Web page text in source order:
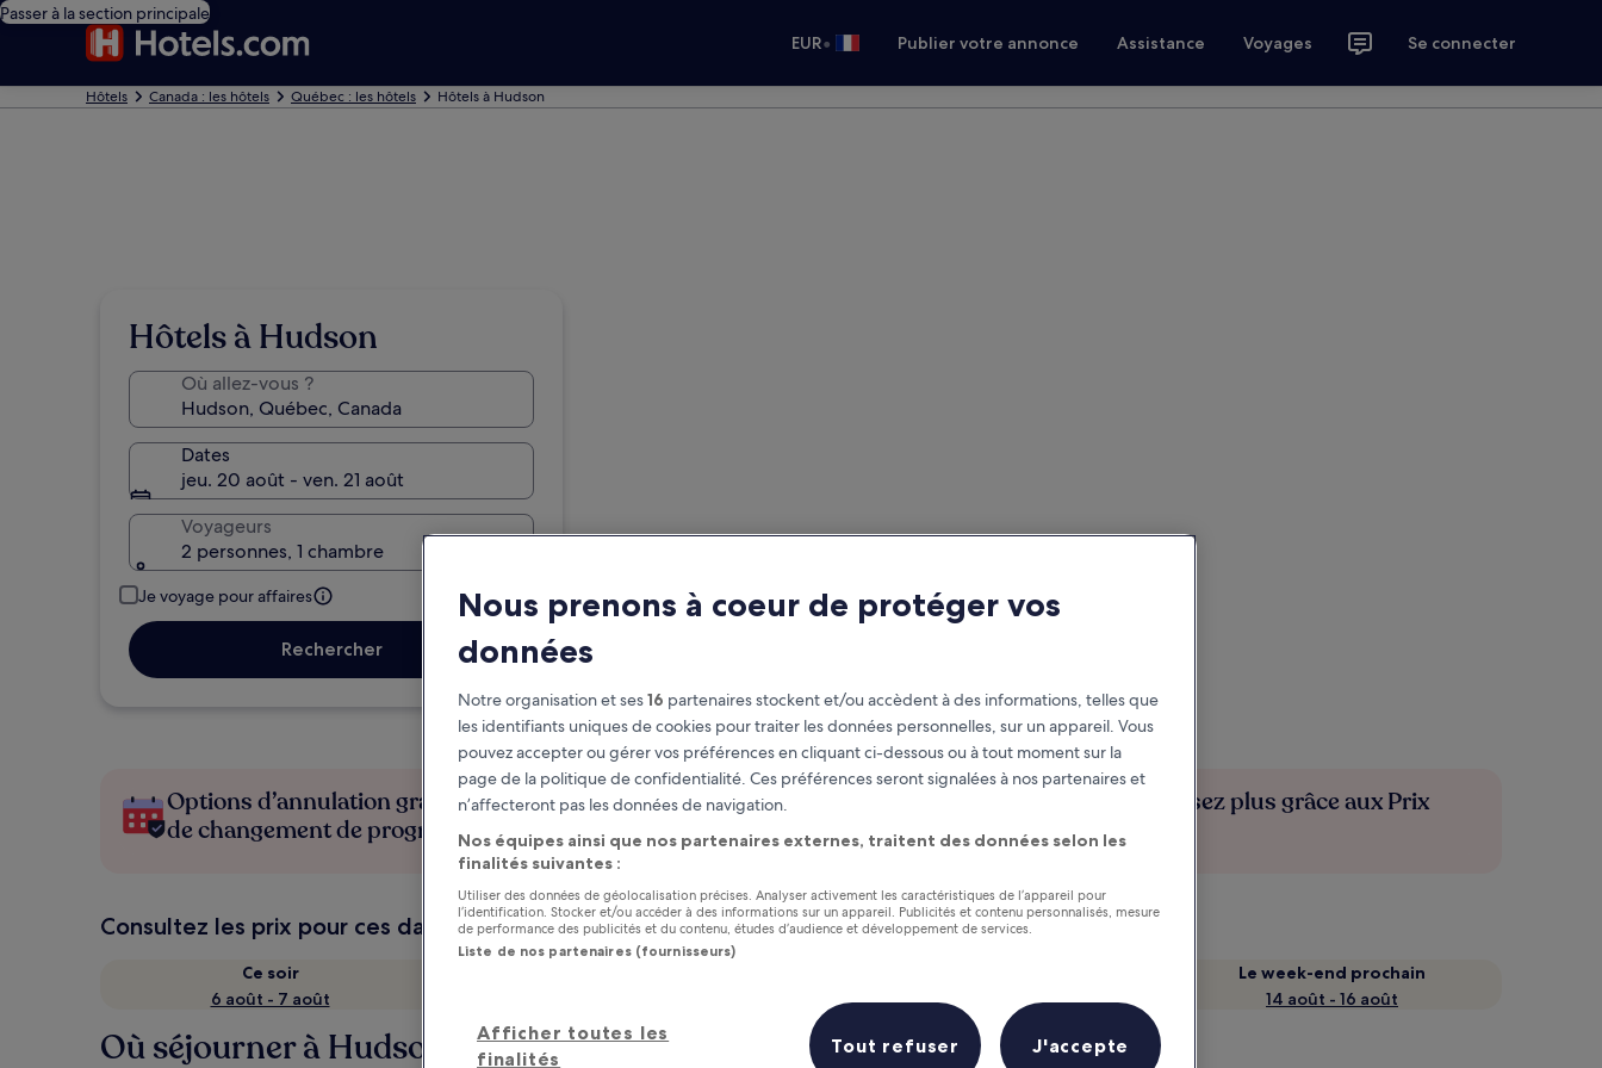
Passer à la section principale
EUR• Publier votre annonce Assistance Voyages Se connecter
Hôtels Canada : les hôtels Québec : les hôtels Hôtels à Hudson
Hôtels à Hudson
Où allez-vous ?
Dates
jeu. 20 août - ven. 21 août
Voyageurs
2 personnes, 1 chambre
Je voyage pour affaires
Rechercher
Options d’annulation gratuite en cas
de changement de programme
Gagnez des récompenses pour
chaque nuit séjournée
Économisez plus grâce aux Prix
membres
Consultez les prix pour ces dates
Ce soir
6 août - 7 août
7 août - 9 août
Le week-end prochain
14 août - 16 août
Où séjourner à Hudson ?
Nous prenons à coeur de protéger vos
données
Notre organisation et ses16 partenaires stockent et/ou accèdent à des informations, telles que
les identifiants uniques de cookies pour traiter les données personnelles, sur un appareil. Vous
pouvez accepter ou gérer vos préférences en cliquant ci-dessous ou à tout moment sur la
page de la politique de confidentialité. Ces préférences seront signalées à nos partenaires et
n’affecteront pas les données de navigation.
Nos équipes ainsi que nos partenaires externes, traitent des données selon les
finalités suivantes :
Utiliser des données de géolocalisation précises. Analyser activement les caractéristiques de l’appareil pour
l’identification. Stocker et/ou accéder à des informations sur un appareil. Publicités et contenu personnalisés, mesure
de performance des publicités et du contenu, études d’audience et développement de services.
Liste de nos partenaires (fournisseurs)
Afficher toutes les
finalités
Tout refuser J'accepte